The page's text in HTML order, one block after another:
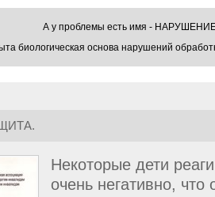
А у проблемы есть имя -
биологическая основа нарушений
Некоторые дети
очень негатив­но, что